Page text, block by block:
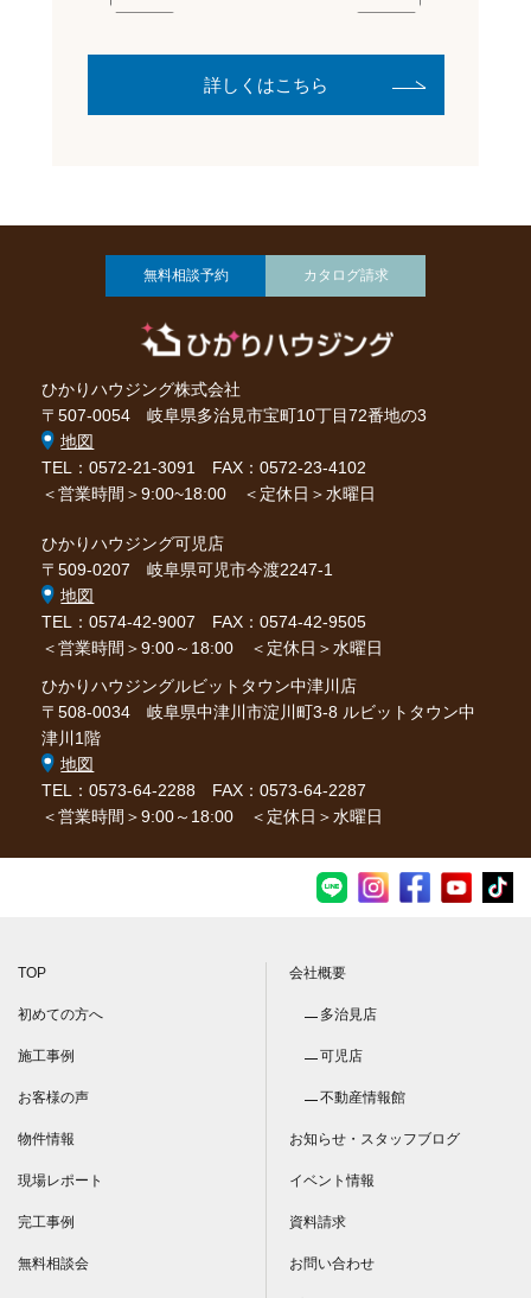
詳しくはこちら
ひかりハウジング株式会社
〒507-0054 岐阜県多治見市宝町10丁目72番地の3
地図
TEL：0572-21-3091
FAX：0572-23-4102
＜営業時間＞9:00~18:00 ＜定休日＞水曜日
ひかりハウジング可児店
〒509-0207 岐阜県可児市今渡2247-1
地図
TEL：0574-42-9007 FAX：0574-42-9505
＜営業時間＞9:00～18:00 ＜定休日＞水曜日
ひかりハウジングルビットタウン中津川店
〒508-0034 岐阜県中津川市淀川町3-8 ルビットタウン中
津川1階
地図
TEL：0573-64-2288 FAX：0573-64-2287
＜営業時間＞9:00～18:00 ＜定休日＞水曜日
無料相談予約 カタログ請求
TOP
初めての方へ
施工事例
お客様の声
物件情報
現場レポート
完工事例
無料相談会
会社概要
多治見店
可児店
不動産情報館
お知らせ・スタッフブログ
イベント情報
資料請求
お問い合わせ